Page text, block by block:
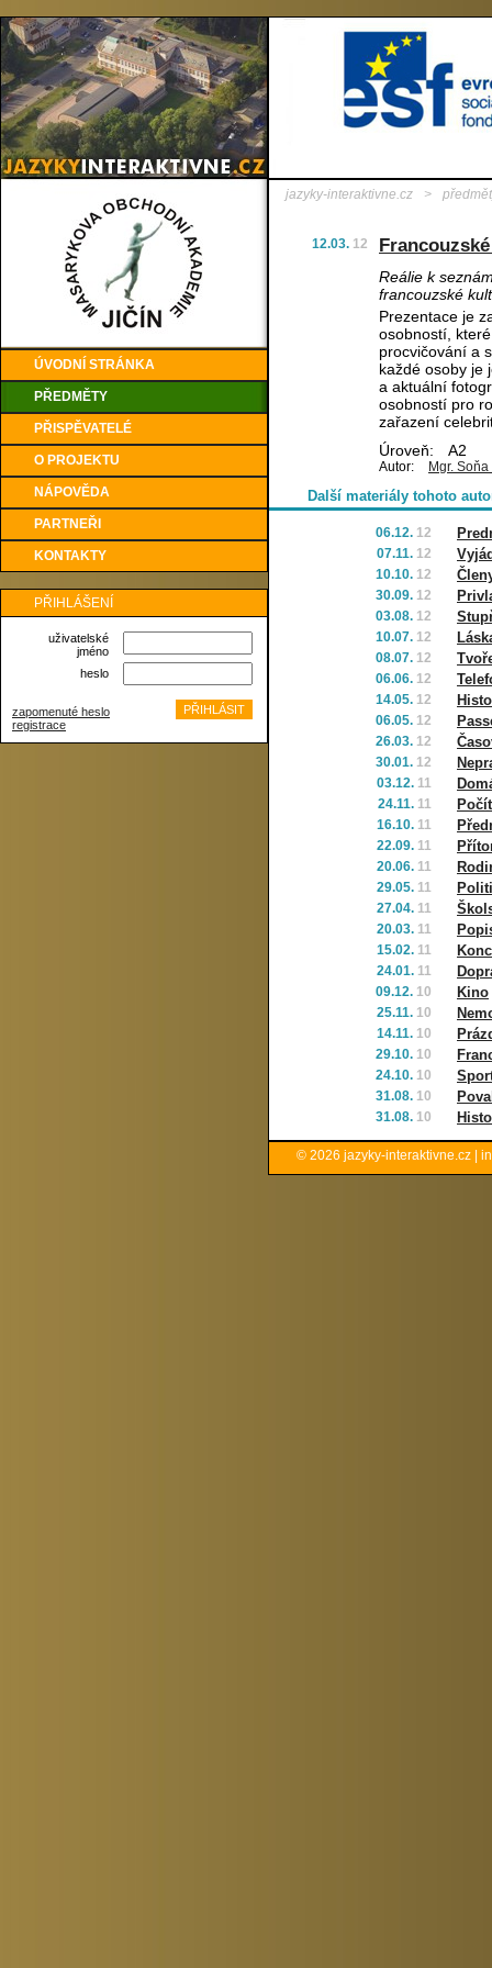
ÚVODNÍ STRÁNKA
PŘEDMĚTY
PŘISPĚVATELÉ
O PROJEKTU
NÁPOVĚDA
PARTNEŘI
KONTAKTY
PŘIHLÁŠENÍ
uživatelské
jméno
heslo
zapomenuté heslo
registrace
jazyky-interaktivne.cz >
12.03. 12
Reálie k
francouzské
Prezentace je
osobností,
procvičování a
každé osoby je
a aktuální
osobností pro
zařazení
Úroveň:
A2
Autor: Mgr.
Další materiály tohoto
06.12. 12
07.11. 12
10.10. 12
30.09. 12
03.08. 12
10.07. 12
08.07. 12
06.06. 12
14.05. 12
06.05. 12
26.03. 12
30.01. 12
03.12. 11
24.11. 11
16.10. 11
22.09. 11
20.06. 11
29.05. 11
27.04. 11
20.03. 11
15.02. 11
24.01. 11
09.12. 10 Kino
25.11. 10
14.11. 10
29.10. 10
24.10. 10
31.08. 10
31.08. 10
© 2026 jazyky-interaktivne.cz